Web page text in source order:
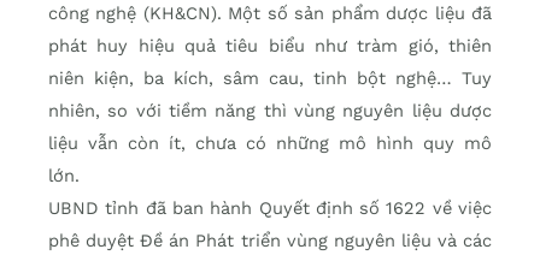
công nghệ (KH&CN). Một số sản phẩm dược liệu đã
phát huy hiệu quả tiêu biểu như tràm gió, thiên
niên kiện, ba kích, sâm cau, tinh bột nghệ… Tuy
nhiên, so với tiềm năng thì vùng nguyên liệu dược
liệu vẫn còn ít, chưa có những mô hình quy mô
lớn.
UBND tỉnh đã ban hành Quyết định số 1622 về việc
phê duyệt Đề án Phát triển vùng nguyên liệu và các